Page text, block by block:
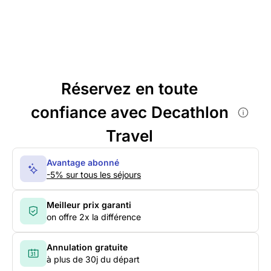
Réservez en toute
confiance avec Decathlon
Travel
Avantage abonné
-5% sur tous les séjours
Meilleur prix garanti
on offre 2x la différence
Annulation gratuite
à plus de 30j du départ